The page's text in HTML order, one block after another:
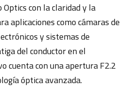
con la claridad y la
aplicaciones como cámaras de
y sistemas de
del conductor en el
cuenta con una apertura F2.2
óptica avanzada.